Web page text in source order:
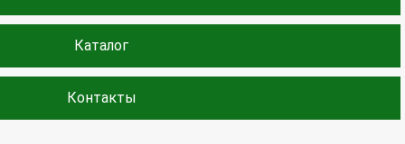
Каталог
Контакты